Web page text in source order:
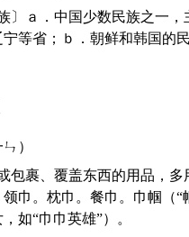
等省；ｂ．朝鲜和韩国的民
）
巾。枕巾。餐巾。巾帼（“
如“巾巾英雄”）。